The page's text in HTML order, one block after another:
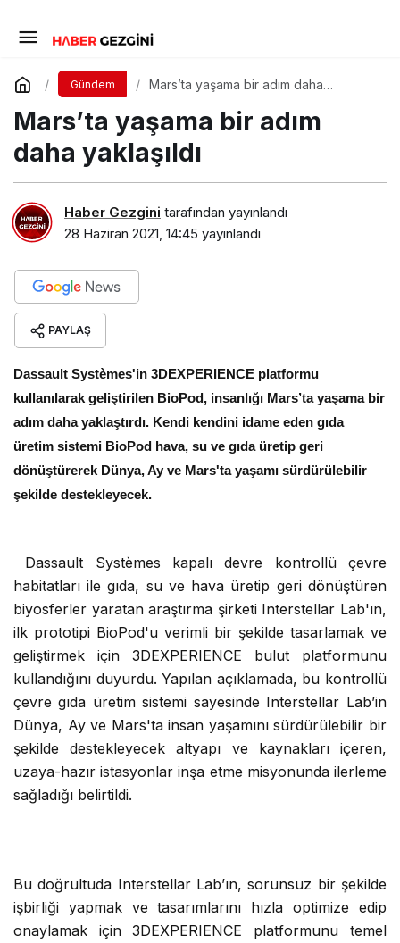
Gündem
Mars’ta yaşama bir adım daha
Mars’ta yaşama bir adım
daha yaklaşıldı
Haber Gezgini tarafından yayınlandı
28 Haziran 2021, 14:45 yayınlandı
PAYLAŞ
Dassault Systèmes'in 3DEXPERIENCE platformu
kullanılarak geliştirilen BioPod, insanlığı Mars’ta yaşama bir
adım daha yaklaştırdı. Kendi kendini idame eden gıda
üretim sistemi BioPod hava, su ve gıda üretip geri
dönüştürerek Dünya, Ay ve Mars'ta yaşamı sürdürülebilir
şekilde destekleyecek.
Dassault Systèmes
kapalı devre kontrollü çevre
habitatları ile gıda, su ve hava üretip geri dönüştüren
biyosferler yaratan araştırma şirketi Interstellar Lab'ın,
ilk prototipi BioPod'u verimli bir şekilde tasarlamak ve
geliştirmek için 3DEXPERIENCE bulut platformunu
kullandığını duyurdu. Yapılan açıklamada, bu kontrollü
çevre gıda üretim sistemi sayesinde Interstellar Lab’in
Dünya, Ay ve Mars'ta insan yaşamını sürdürülebilir bir
şekilde destekleyecek altyapı ve kaynakları içeren,
uzaya-hazır istasyonlar inşa etme misyonunda ilerleme
sağladığı belirtildi.
Bu doğrultuda Interstellar Lab’ın, sorunsuz bir şekilde
işbirliği yapmak ve tasarımlarını hızla optimize edip
onaylamak için 3DEXPERIENCE platformunu temel